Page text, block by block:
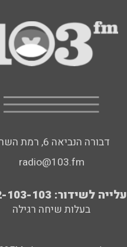
דבורה הנביאה 6, רמת השרון
radio@103.fm
עלייה לשידור: 0552-103-103
בעלות שיחה רגילה